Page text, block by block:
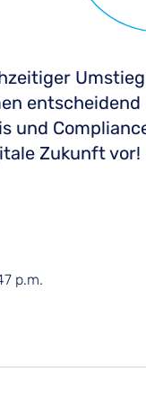
entscheidend
und
Zukunft vor!
p.m.